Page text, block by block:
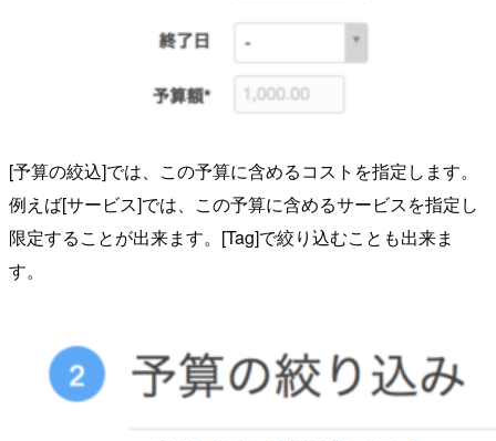
[予算の絞込]では、この予算に含めるコストを指定します。
例えば[サービス]では、この予算に含めるサービスを指定し
限定することが出来ます。[Tag]で絞り込むことも出来ま
す。